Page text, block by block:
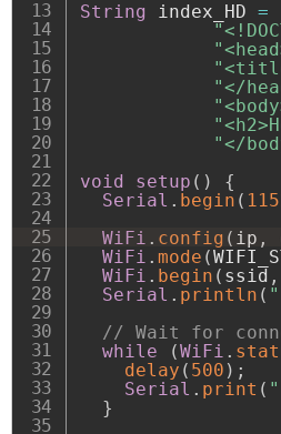
String index_HD =
"</
"</
void
setup ( )
{
Serial . begin (
WiFi . config ( ip ,
WiFi . mode (
WiFi . begin ( ssid ,
Serial . println (
// Wait for
while
(WiFi .
delay ( 500 ) ;
Serial . print (
}